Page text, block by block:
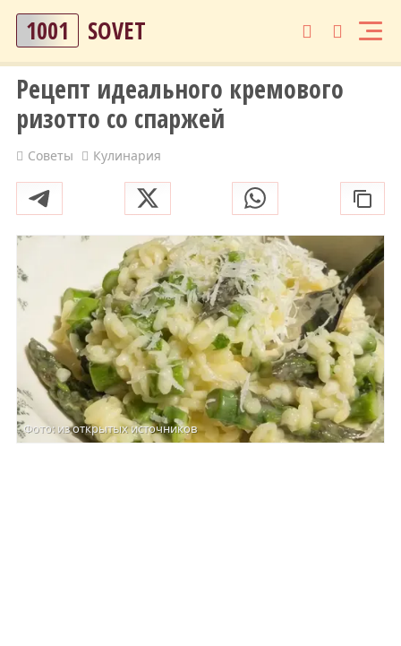
1001 SOVET
Рецепт идеального кремового
ризотто со спаржей
Советы Кулинария
Фото: из открытых источников